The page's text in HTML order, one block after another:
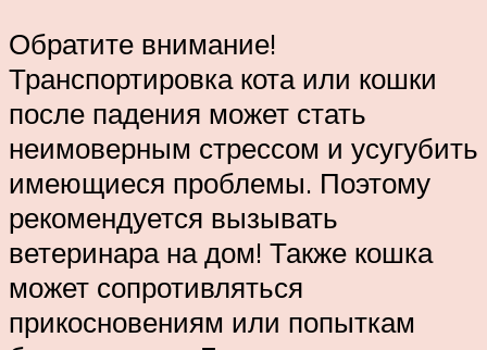
Обратите внимание!
Транспортировка кота или кошки
после падения может стать
неимоверным стрессом и усугубить
имеющиеся проблемы. Поэтому
рекомендуется вызывать
ветеринара на дом! Также кошка
может сопротивляться
прикосновениям или попыткам